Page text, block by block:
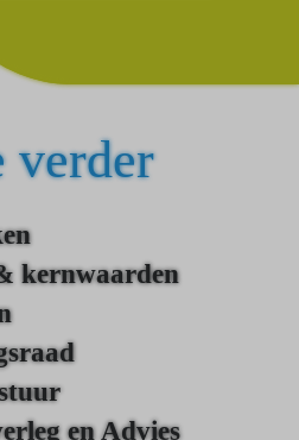
verder
kernwaarden
en Advies